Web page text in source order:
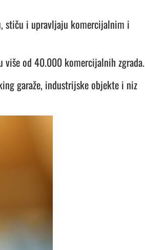
stiču i upravljaju komercijalnim i
više od 40.000 komercijalnih zgrada.
garaže, industrijske objekte i niz